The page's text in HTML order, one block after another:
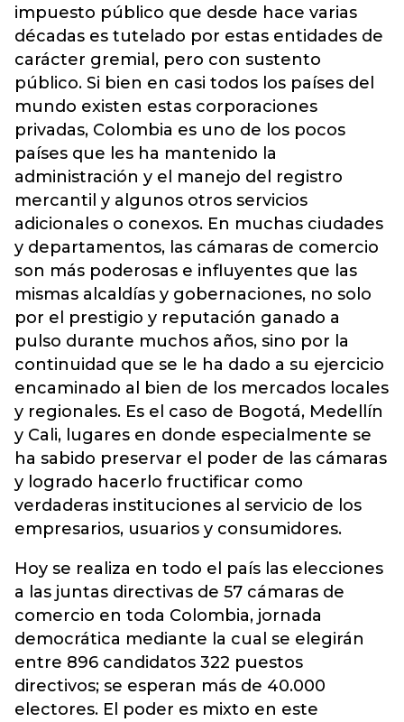
impuesto público que desde hace varias
décadas es tutelado por estas entidades de
carácter gremial, pero con sustento
público. Si bien en casi todos los países del
mundo existen estas corporaciones
privadas, Colombia es uno de los pocos
países que les ha mantenido la
administración y el manejo del registro
mercantil y algunos otros servicios
adicionales o conexos. En muchas ciudades
y departamentos, las cámaras de comercio
son más poderosas e influyentes que las
mismas alcaldías y gobernaciones, no solo
por el prestigio y reputación ganado a
pulso durante muchos años, sino por la
continuidad que se le ha dado a su ejercicio
encaminado al bien de los mercados locales
y regionales. Es el caso de Bogotá, Medellín
y Cali, lugares en donde especialmente se
ha sabido preservar el poder de las cámaras
y logrado hacerlo fructificar como
verdaderas instituciones al servicio de los
empresarios, usuarios y consumidores.
Hoy se realiza en todo el país las elecciones
a las juntas directivas de 57 cámaras de
comercio en toda Colombia, jornada
democrática mediante la cual se elegirán
entre 896 candidatos 322 puestos
directivos; se esperan más de 40.000
electores. El poder es mixto en este